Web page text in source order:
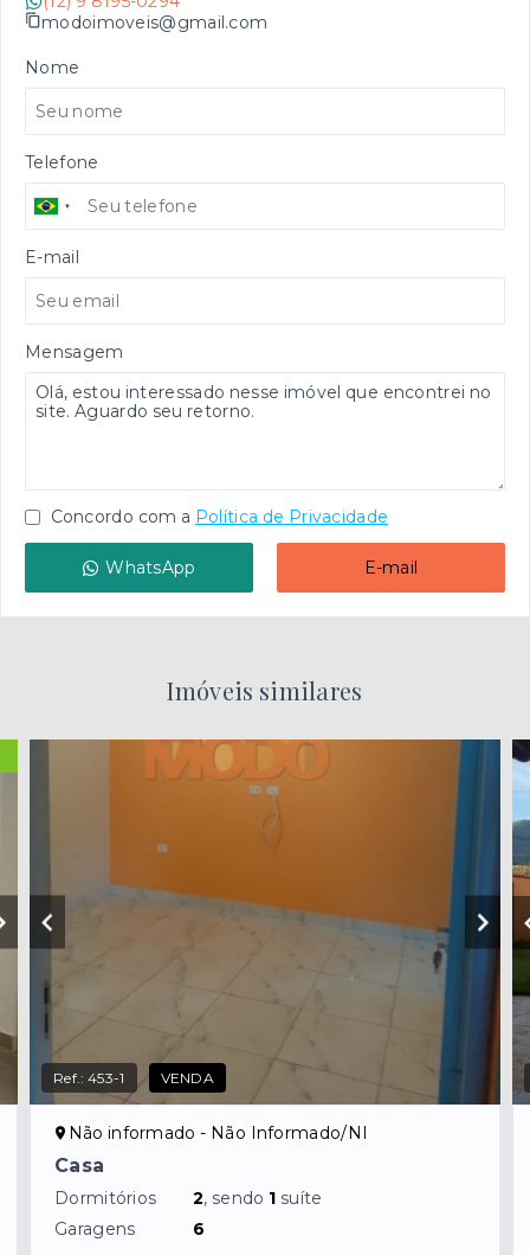
modoimoveis@gmail.com
Nome
Telefone
E-mail
Mensagem
Concordo com a Política de Privacidade
WhatsApp E-mail
Imóveis similares
Ref.:453-1 VENDA
Não informado - Não Informado/NI
Casa
Dormitórios 2, sendo 1 suíte
Garagens
6